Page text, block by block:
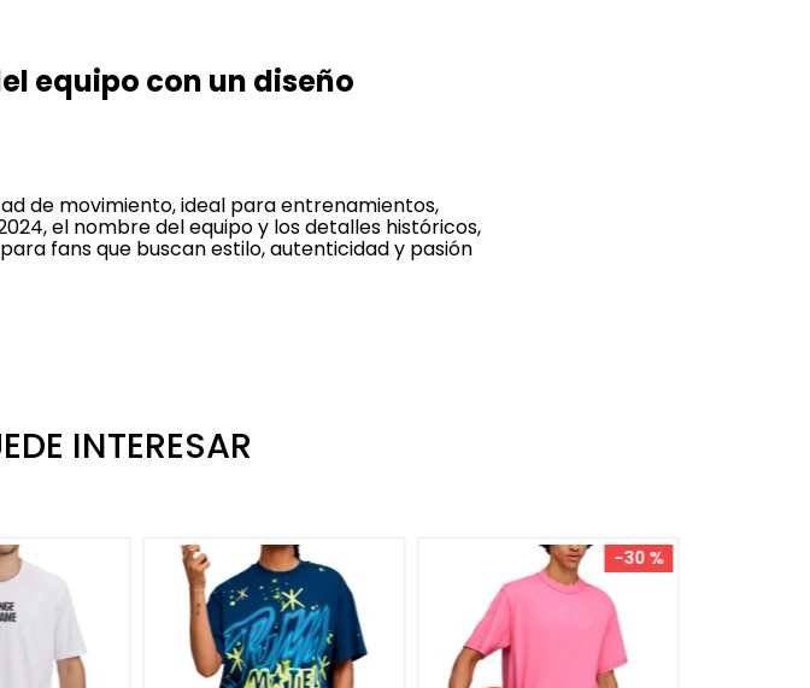
equipo con un diseño
de movimiento, ideal para entrenamientos,
el nombre del equipo y los detalles históricos,
fans que buscan estilo, autenticidad y pasión
INTERESAR
-30 %